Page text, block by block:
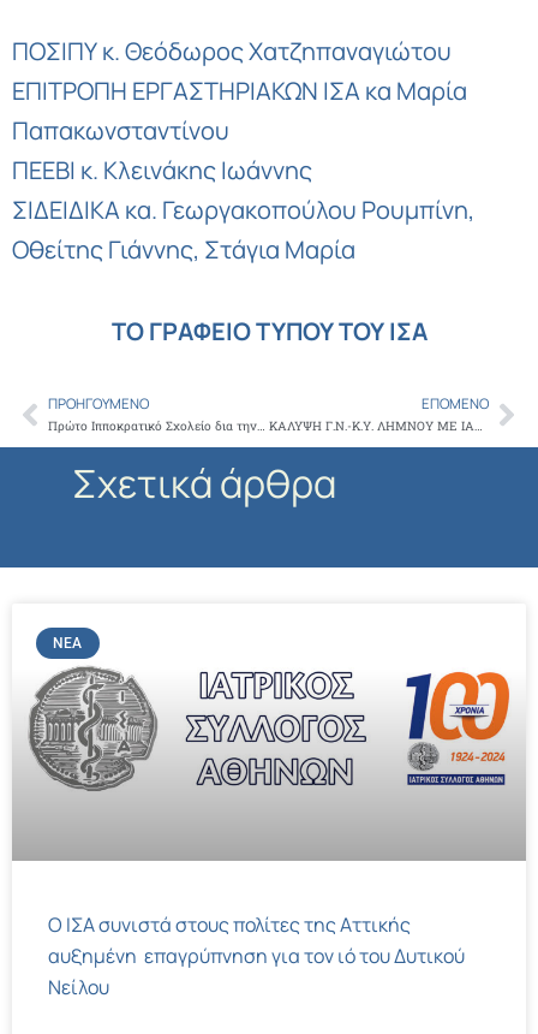
ΠΟΣΙΠΥ κ. Θεόδωρος Χατζηπαναγιώτου
ΕΠΙΤΡΟΠΗ ΕΡΓΑΣΤΗΡΙΑΚΩΝ ΙΣΑ κα Μαρία
Παπακωνσταντίνου
ΠΕΕΒΙ κ. Κλεινάκης Ιωάννης
ΣΙΔΕΙΔΙΚΑ κα. Γεωργακοπούλου Ρουμπίνη,
Οθείτης Γιάννης, Στάγια Μαρία
ΤΟ ΓΡΑΦΕΙΟ ΤΥΠΟΥ ΤΟΥ ΙΣΑ
Prev
ΠΡΟΗΓΟΎΜΕΝΟ
Πρώτο Ιπποκρατικό Σχολείο δια την Εκπαίδευση Ιατρών στην Πρωτοβάθμια Ογκολογική Φροντίδα με θέμα βασικές Γνώσεις Πρόληψης και Θεραπείας του Καρκίνου, με πρωτοβουλία του ΙΣΑ
ΕΠΌΜΕΝΟ
ΚΑΛΥΨΗ Γ.Ν.-Κ.Υ. ΛΗΜΝΟΥ ΜΕ ΙΑΤΡΟΥΣ ΔΙΑΦΟΡΩΝ ΕΙΔΙΚΟΤΗΤΩΝ
Σχετικά άρθρα
ΝΈΑ
Ο ΙΣΑ συνιστά στους πολίτες της Αττικής
αυξημένη επαγρύπνηση για τον ιό του Δυτικού
Νείλου